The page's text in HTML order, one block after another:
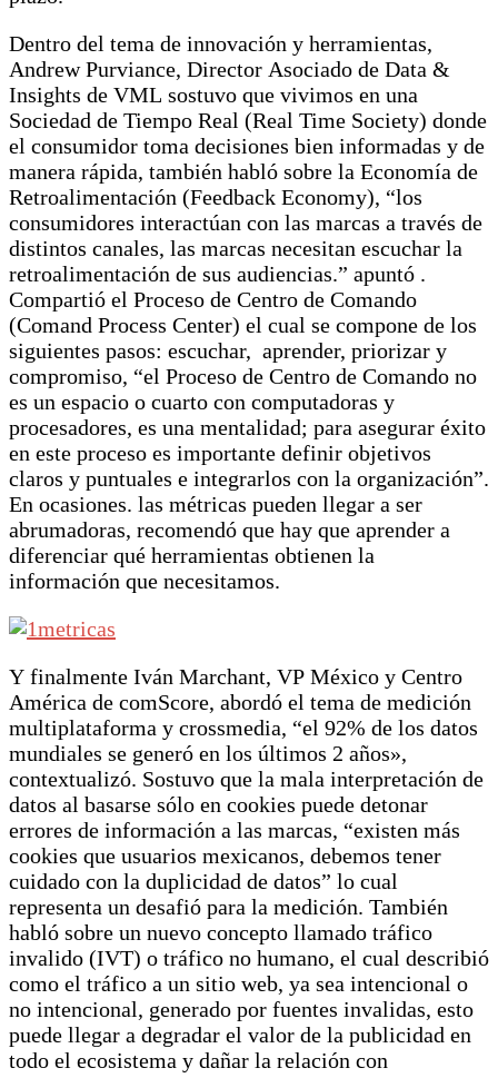
Dentro del tema de innovación y herramientas,
Andrew Purviance, Director Asociado de Data &
Insights de VML sostuvo que vivimos en una
Sociedad de Tiempo Real (Real Time Society) donde
el consumidor toma decisiones bien informadas y de
manera rápida, también habló sobre la Economía de
Retroalimentación (Feedback Economy), “los
consumidores interactúan con las marcas a través de
distintos canales, las marcas necesitan escuchar la
retroalimentación de sus audiencias.” apuntó .
Compartió el Proceso de Centro de Comando
(Comand Process Center) el cual se compone de los
siguientes pasos: escuchar, aprender, priorizar y
compromiso, “el Proceso de Centro de Comando no
es un espacio o cuarto con computadoras y
procesadores, es una mentalidad; para asegurar éxito
en este proceso es importante definir objetivos
claros y puntuales e integrarlos con la organización”.
En ocasiones. las métricas pueden llegar a ser
abrumadoras, recomendó que hay que aprender a
diferenciar qué herramientas obtienen la
información que necesitamos.
Y finalmente Iván Marchant, VP México y Centro
América de comScore, abordó el tema de medición
multiplataforma y crossmedia, “el 92% de los datos
mundiales se generó en los últimos 2 años»,
contextualizó. Sostuvo que la mala interpretación de
datos al basarse sólo en cookies puede detonar
errores de información a las marcas, “existen más
cookies que usuarios mexicanos, debemos tener
cuidado con la duplicidad de datos” lo cual
representa un desafió para la medición. También
habló sobre un nuevo concepto llamado tráfico
invalido (IVT) o tráfico no humano, el cual describió
como el tráfico a un sitio web, ya sea intencional o
no intencional, generado por fuentes invalidas, esto
puede llegar a degradar el valor de la publicidad en
todo el ecosistema y dañar la relación con